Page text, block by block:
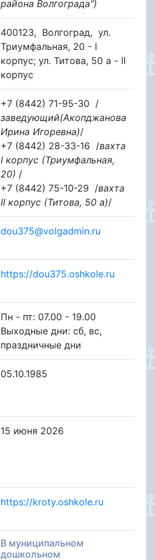
района Волгограда")
400123, Волгоград, ул.
Триумфальная, 20 - I
корпус; ул. Титова, 50 а - II
корпус
+7 (8442) 71-95-30 /
заведующий(Акопджанова
Ирина Игоревна)/
+7 (8442) 28-33-16 /вахта
I корпус (Триумфальная,
20) /
+7 (8442) 75-10-29 /вахта
II корпус (Титова, 50 а)/
dou375@volgadmin.ru
https://dou375.oshkole.ru
Пн - пт: 07.00 - 19.00
Выходные дни: сб, вс,
праздничные дни
05.10.1985
15 июня 2026
https://kroty.oshkole.ru
В муниципальном
дошкольном